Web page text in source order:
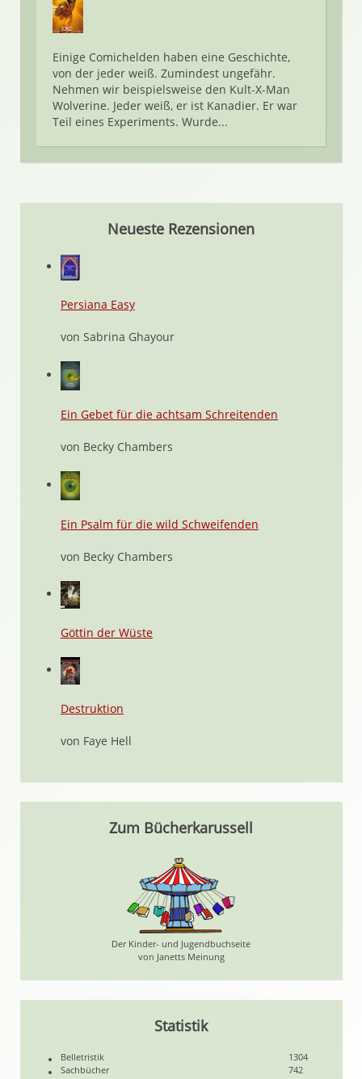
Einige Comichelden haben eine Geschichte,
von der jeder weiß. Zumindest ungefähr.
Nehmen wir beispielsweise den Kult-X-Man
Wolverine. Jeder weiß, er ist Kanadier. Er war
Teil eines Experiments. Wurde...
Neueste Rezensionen
Persiana Easy
von Sabrina Ghayour
Ein Gebet für die achtsam Schreitenden
von Becky Chambers
Ein Psalm für die wild Schweifenden
von Becky Chambers
Göttin der Wüste
Destruktion
von Faye Hell
Zum Bücherkarussell
Der Kinder- und Jugendbuchseite
von Janetts Meinung
Statistik
Belletristik
1304
Sachbücher
742